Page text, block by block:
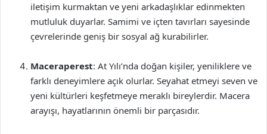
iletişim kurmaktan ve yeni arkadaşlıklar edinmekten
mutluluk duyarlar. Samimi ve içten tavırları sayesinde
çevrelerinde geniş bir sosyal ağ kurabilirler.
Maceraperest: At Yılı’nda doğan kişiler, yeniliklere ve
farklı deneyimlere açık olurlar. Seyahat etmeyi seven ve
yeni kültürleri keşfetmeye meraklı bireylerdir. Macera
arayışı, hayatlarının önemli bir parçasıdır.